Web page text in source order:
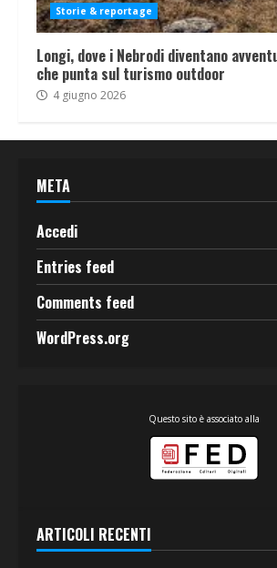
Storie & reportage
Longi, dove i Nebrodi diventano
che punta sul turismo outdoor
4 giugno 2026
META
Accedi
Entries feed
Comments feed
WordPress.org
Questo sito è associato alla
ARTICOLI RECENTI